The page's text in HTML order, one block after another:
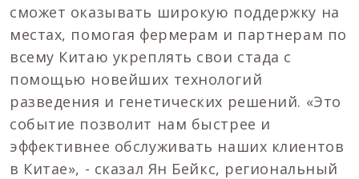
сможет оказывать широкую поддержку на
местах, помогая фермерам и партнерам по
всему Китаю укреплять свои стада с
помощью новейших технологий
разведения и генетических решений. «Это
событие позволит нам быстрее и
эффективнее обслуживать наших клиентов
в Китае», - сказал Ян Бейкс, региональный